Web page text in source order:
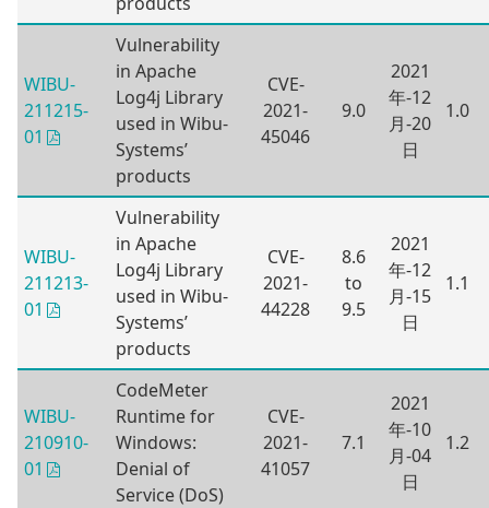
WIBU-
211215-
01
Vulnerability
in Apache
Log4j Library
used in Wibu-
Systems’
products
CVE-
2021-
45046
9.0
2021
年-12
月-20
日
1.0
WIBU-
211213-
01
Vulnerability
in Apache
Log4j Library
used in Wibu-
Systems’
products
CVE-
2021-
44228
8.6
to
9.5
2021
年-12
月-15
日
1.1
WIBU-
210910-
01
CodeMeter
Runtime for
Windows:
Denial of
Service (DoS)
CVE-
2021-
41057
7.1
2021
年-10
月-04
日
1.2